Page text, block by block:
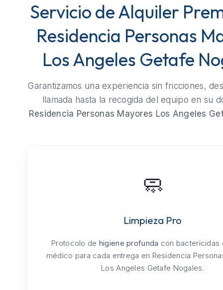
Servicio de Alquiler
Residencia Personas
Los Angeles Getafe
Garantizamos una experiencia sin fricciones,
llamada hasta la recogida del equipo en su
Residencia Personas Mayores Los Angeles
🧼
Limpieza Pro
Protocolo de higiene profunda con bactericidas
médico para cada entrega en Residencia
Los Angeles Getafe Nogales.